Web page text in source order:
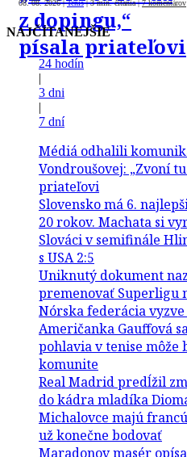
z dopingu,“
písala priateľovi
08. 08. 2026| Tenis |3 min. čítania| 7 komentárov
NAJČÍTANEJŠIE
24 hodín
|
3 dni
|
7 dní